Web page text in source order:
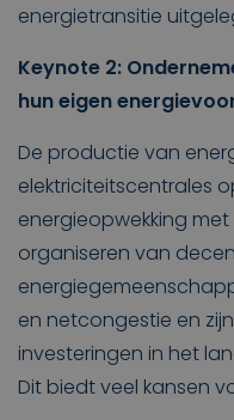
energietransitie
Keynote 2:
hun eigen
De productie van
elektriciteitscentrales
energieopwekking
organiseren van
en netcongestie en
investeringen in het
Dit biedt veel kansen